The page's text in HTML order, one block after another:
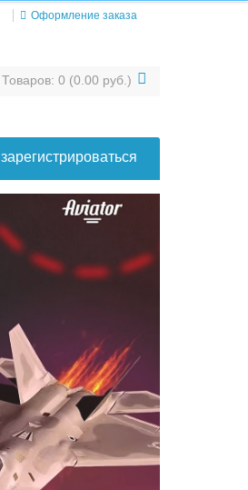
Товаров: 0 (0.00 руб.)
зарегистрироваться
Оформление заказа